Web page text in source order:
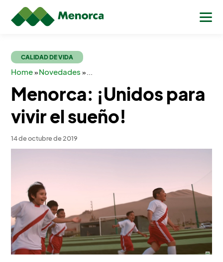
CALIDAD DE VIDA
Home»Novedades»
Menorca: ¡Unidos para
vivir el sueño!
14 de octubre de 2019